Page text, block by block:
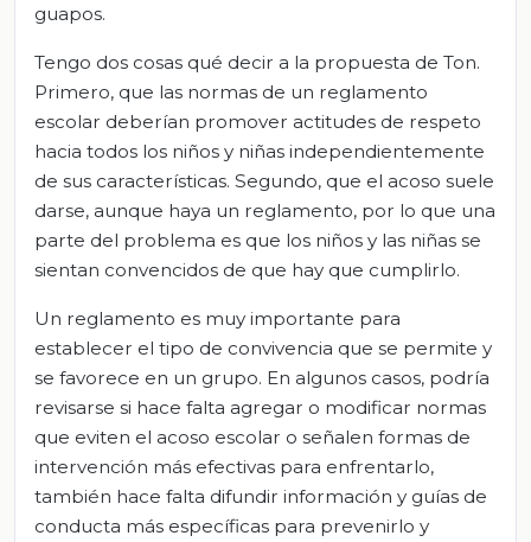
guapos.
Tengo dos cosas qué decir a la propuesta de Ton.
Primero, que las normas de un reglamento
escolar deberían promover actitudes de respeto
hacia todos los niños y niñas independientemente
de sus características. Segundo, que el acoso suele
darse, aunque haya un reglamento, por lo que una
parte del problema es que los niños y las niñas se
sientan convencidos de que hay que cumplirlo.
Un reglamento es muy importante para
establecer el tipo de convivencia que se permite y
se favorece en un grupo. En algunos casos, podría
revisarse si hace falta agregar o modificar normas
que eviten el acoso escolar o señalen formas de
intervención más efectivas para enfrentarlo,
también hace falta difundir información y guías de
conducta más específicas para prevenirlo y